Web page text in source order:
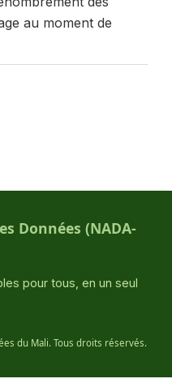
au moment de
Données (NADA-
pour tous, en un seul
du Mali. Tous droits réservés.